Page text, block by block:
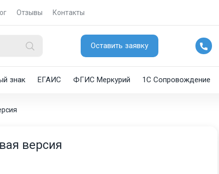
Отзывы Контакты
Оставить заявку
знак ЕГАИС ФГИС Меркурий 1C Сопровождение
версия